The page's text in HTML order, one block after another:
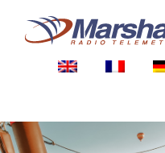
content